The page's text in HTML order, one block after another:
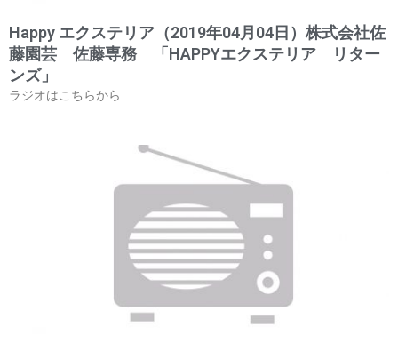
Happy エクステリア（2019年04月04日）株式会社佐
藤園芸 佐藤専務 「HAPPYエクステリア リター
ンズ」
ラジオはこちらから